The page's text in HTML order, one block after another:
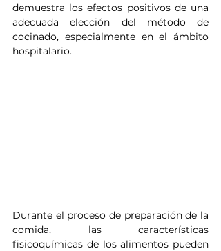
demuestra los efectos positivos de una
adecuada elección del método de
cocinado, especialmente en el ámbito
hospitalario.
Durante el proceso de preparación de la
comida, las características
fisicoquímicas de los alimentos pueden